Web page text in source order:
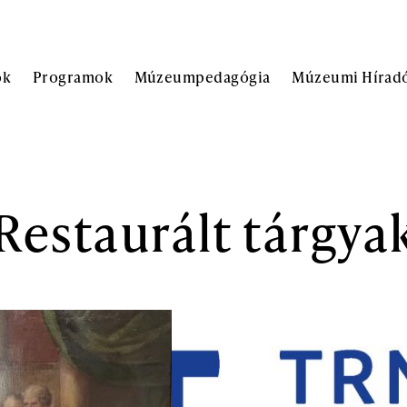
Programok Múzeumpedagógia Múzeumi